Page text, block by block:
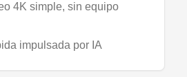
4K simple, sin equipo
impulsada por IA